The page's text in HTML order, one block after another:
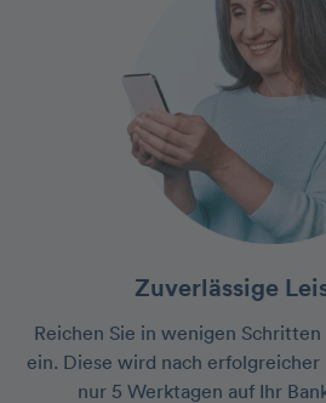
Zuverlässige
Reichen Sie in wenigen
ein. Diese wird nach erfolgreicher
nur 5 Werktagen auf Ihr